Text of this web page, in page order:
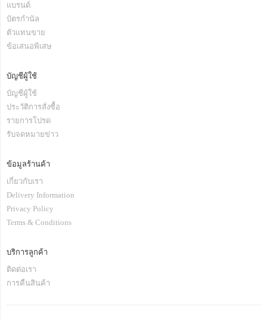
แบรนด์
บัตรกำนัล
ตัวแทนขาย
ข้อเสนอพิเสษ
บัญชีผู้ใช้
บัญชีผู้ใช้
ประวัติการสั่งซื้อ
รายการโปรด
รับจดหมายข่าว
ข้อมูลร้านค้า
เกี่ยวกับเรา
Delivery Information
Privacy Policy
Terms & Conditions
บริการลูกค้า
ติดต่อเรา
การคืนสินค้า